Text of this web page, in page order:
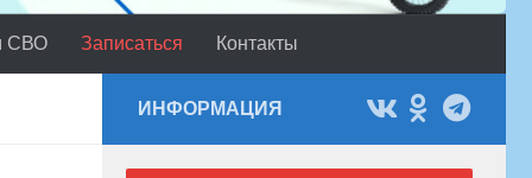
СВО Записаться Контакты
ИНФОРМАЦИЯ